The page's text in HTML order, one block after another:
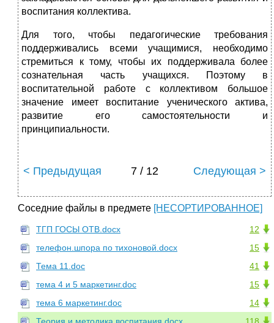
воспитания коллектива.
Для того, чтобы педагогические требования
поддерживались всеми учащимися, необходимо
стремиться к тому, чтобы их поддерживала более
сознательная часть учащихся. Поэтому в
воспитательной работе с коллективом большое
значение имеет воспитание ученического актива,
развитие его самостоятельности и
принципиальности.
< Предыдущая 7 / 12 Следующая >
Соседние файлы в предмете [НЕСОРТИРОВАННОЕ]
12
ТГП ГОСЫ ОТВ.docx
15
телефон.шпора по тихоновой.docx
41
Тема 11.doc
15
тема 4 и 5 маркетинг.doc
14
тема 6 маркетинг.doc